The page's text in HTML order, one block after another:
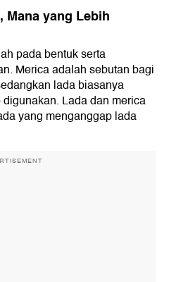
Mana yang Lebih
pada bentuk serta
Merica adalah sebutan bagi
lada biasanya
Lada dan merica
yang menganggap lada